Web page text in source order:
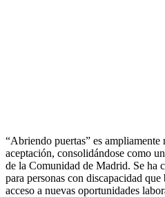
“Abriendo puertas” es
aceptación, consolidándose como
de la Comunidad de Madrid. Se ha
para personas con discapacidad
acceso a nuevas oportunidades